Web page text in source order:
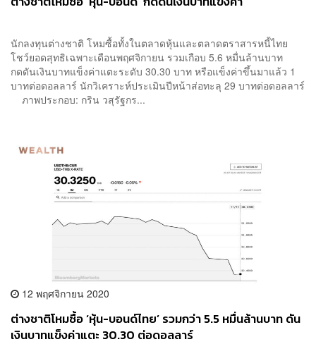
นักลงทุนต่างชาติ โหมซื้อทั้งในตลาดหุ้นและตลาดตราสารหนี้ไทย
โชว์ยอดสุทธิเฉพาะเดือนพฤศจิกายน รวมเกือบ 5.6 หมื่นล้านบาท
กดดันเงินบาทแข็งค่าแตะระดับ 30.30 บาท หรือแข็งค่าขึ้นมาแล้ว 1
บาทต่อดอลลาร์ นักวิเคราะห์ประเมินปีหน้าส่อทะลุ 29 บาทต่อดอลลาร์
ภาพประกอบ: กริน วสุรัฐกร...
12 พฤศจิกายน 2020
ต่างชาติโหมซื้อ ‘หุ้น-บอนด์ไทย’ รวมกว่า 5.5 หมื่นล้านบาท ดัน
เงินบาทแข็งค่าแตะ 30.30 ต่อดอลลาร์